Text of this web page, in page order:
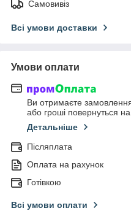
Самовивіз
Всі умови доставки
Умови оплати
Ви отримаєте
або гроші повернуться
Детальніше
Післяплата
Оплата на рахунок
Готівкою
Всі умови оплати